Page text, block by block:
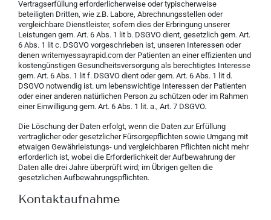
Vertragserfüllung erforderlicherweise oder typischerweise
beteiligten Dritten, wie z.B. Labore, Abrechnungsstellen oder
vergleichbare Dienstleister, sofern dies der Erbringung unserer
Leistungen gem. Art. 6 Abs. 1 lit b. DSGVO dient, gesetzlich gem. Art.
6 Abs. 1 lit c. DSGVO vorgeschrieben ist, unseren Interessen oder
denen writemyessayrapid.com der Patienten an einer effizienten und
kostengünstigen Gesundheitsversorgung als berechtigtes Interesse
gem. Art. 6 Abs. 1 lit f. DSGVO dient oder gem. Art. 6 Abs. 1 lit d.
DSGVO notwendig ist. um lebenswichtige Interessen der Patienten
oder einer anderen natürlichen Person zu schützen oder im Rahmen
einer Einwilligung gem. Art. 6 Abs. 1 lit. a., Art. 7 DSGVO.
Die Löschung der Daten erfolgt, wenn die Daten zur Erfüllung
vertraglicher oder gesetzlicher Fürsorgepflichten sowie Umgang mit
etwaigen Gewährleistungs- und vergleichbaren Pflichten nicht mehr
erforderlich ist, wobei die Erforderlichkeit der Aufbewahrung der
Daten alle drei Jahre überprüft wird; im Übrigen gelten die
gesetzlichen Aufbewahrungspflichten.
Kontaktaufnahme